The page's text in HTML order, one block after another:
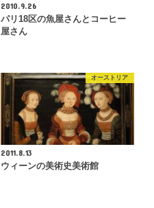
2010.9.26
パリ18区の魚屋さんとコーヒー
屋さん
オーストリア
2011.8.13
ウィーンの美術史美術館